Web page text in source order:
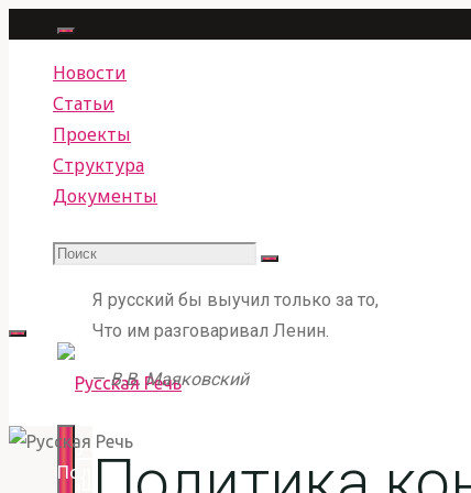
Перейти
содержимому
Новости
Статьи
Проекты
Структура
Документы
Поиск
Что
искать:
Поиск
РУССКАЯ РЕЧЬ
ОБЩЕСТВЕННОЕ ДВИЖЕНИЕ ПО ЗАЩИТЕ,
Главная
Политика конфиденциальности
Я русский бы выучил только за то,
Что им разговаривал Ленин.
—В.В. Маяковский